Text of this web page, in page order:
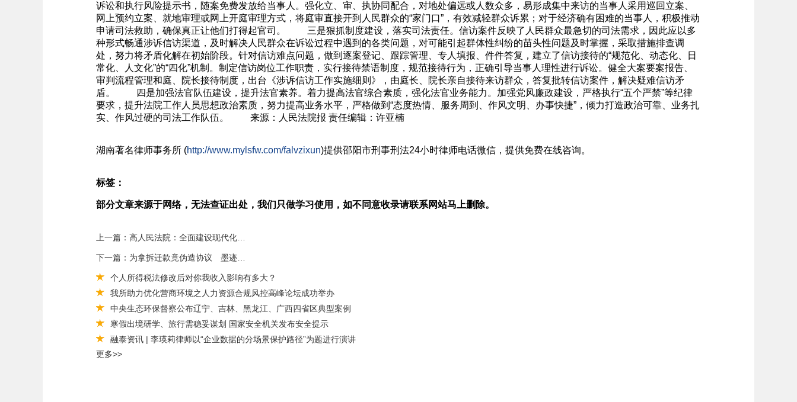
诉讼和执行风险提示书，随案免费发放给当事人。强化立、审、执协同配合，对地处偏远或人数众多，易形成集中来访的当事人采用巡回立案、
网上预约立案、就地审理或网上开庭审理方式，将庭审直接开到人民群众的“家门口”，有效减轻群众诉累；对于经济确有困难的当事人，积极推动
申请司法救助，确保真正让他们打得起官司。 三是狠抓制度建设，落实司法责任。信访案件反映了人民群众最急切的司法需求，因此应以多
种形式畅通涉诉信访渠道，及时解决人民群众在诉讼过程中遇到的各类问题，对可能引起群体性纠纷的苗头性问题及时掌握，采取措施排查调
处，努力将矛盾化解在初始阶段。针对信访难点问题，做到逐案登记、跟踪管理、专人填报、件件答复，建立了信访接待的“规范化、动态化、日
常化、人文化”的“四化”机制。制定信访岗位工作职责，实行接待禁语制度，规范接待行为，正确引导当事人理性进行诉讼。健全大案要案报告、
审判流程管理和庭、院长接待制度，出台《涉诉信访工作实施细则》，由庭长、院长亲自接待来访群众，答复批转信访案件，解决疑难信访矛
盾。 四是加强法官队伍建设，提升法官素养。着力提高法官综合素质，强化法官业务能力。加强党风廉政建设，严格执行“五个严禁”等纪律
要求，提升法院工作人员思想政治素质，努力提高业务水平，严格做到“态度热情、服务周到、作风文明、办事快捷”，倾力打造政治可靠、业务扎
实、作风过硬的司法工作队伍。 来源：人民法院报 责任编辑：许亚楠
湖南著名律师事务所 (http://www.mylsfw.com/falvzixun)提供邵阳市刑事刑法24小时律师电话微信，提供免费在线咨询。
标签：
部分文章来源于网络，无法查证出处，我们只做学习使用，如不同意收录请联系网站马上删除。
个人所得税法修改后对你我收入影响有多大？
我所助力优化营商环境之人力资源合规风控高峰论坛成功举办
中央生态环保督察公布辽宁、吉林、黑龙江、广西四省区典型案例
寒假出境研学、旅行需稳妥谋划 国家安全机关发布安全提示
融泰资讯 | 李瑛莉律师以“企业数据的分场景保护路径”为题进行演讲
更多>>